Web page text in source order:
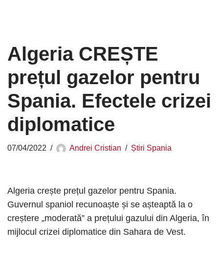
Algeria CREȘTE
prețul gazelor pentru
Spania. Efectele crizei
diplomatice
07/04/2022 Andrei Cristian Știri Spania
Algeria crește prețul gazelor pentru Spania.
Guvernul spaniol recunoaște și se așteaptă la o
creștere „moderată” a prețului gazului din Algeria, în
mijlocul crizei diplomatice din Sahara de Vest.